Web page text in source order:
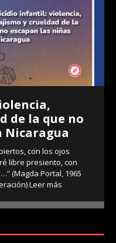
de la que no
Nicaragua
con los ojos
libre presiento, con
(Magda Portal, 1965
Leer más